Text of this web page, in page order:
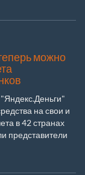
можно
на свои и
в 42 странах
представители